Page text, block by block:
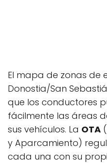
El mapa de zonas de
Donostia/San
que los conductores
fácilmente las áreas
sus vehículos. La OTA
y Aparcamiento)
cada una con su